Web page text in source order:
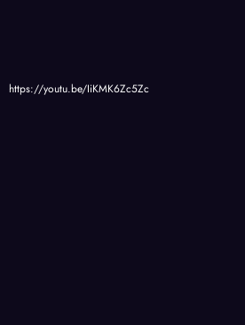
https://youtu.be/IiKMK6Zc5Zc